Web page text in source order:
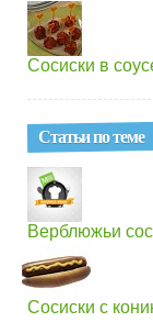
Сосиски в
Статьи по теме
Верблюжьи
Сосиски с